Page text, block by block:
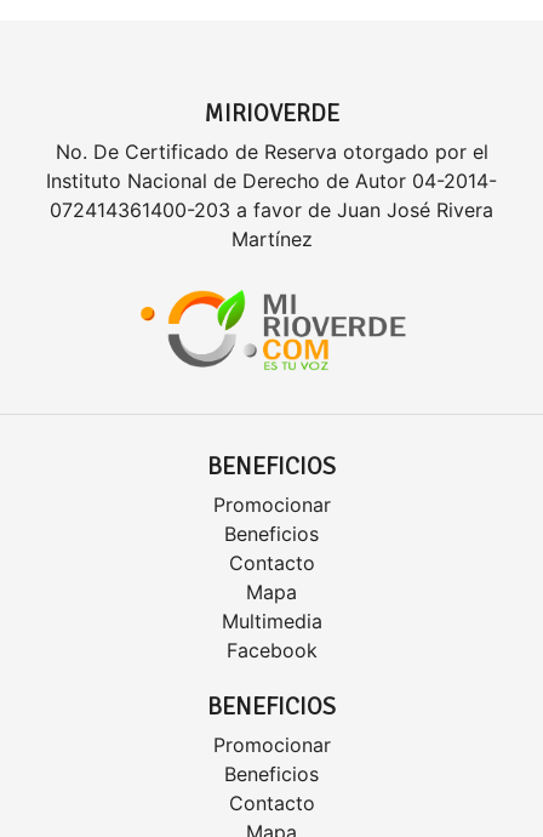
MIRIOVERDE
No. De Certificado de Reserva otorgado por el
Instituto Nacional de Derecho de Autor 04-2014-
072414361400-203 a favor de Juan José Rivera
Martínez
BENEFICIOS
Promocionar
Beneficios
Contacto
Mapa
Multimedia
Facebook
BENEFICIOS
Promocionar
Beneficios
Contacto